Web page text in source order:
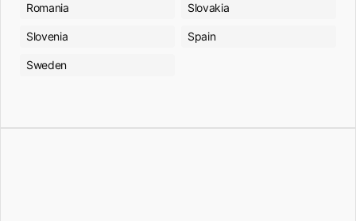
Romania Slovakia
Slovenia Spain
Sweden